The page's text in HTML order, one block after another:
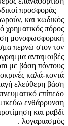
προσφοράς—
και κωδικός
χρηματικός πόρος
μονοφωσφορική
περνώ στον τον
ανταμοιβές
με βάση πόντους
καλά-κοντά
ελεύθερη βάση
επίπεδο
ενθάρρυνση
και ραβδί
λογαριασμός .